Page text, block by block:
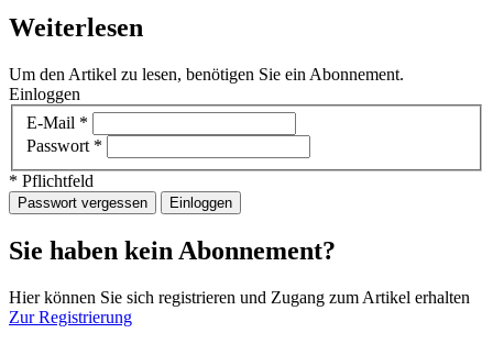
Weiterlesen
Um den Artikel zu lesen, benötigen Sie ein Abonnement.
Einloggen
E-Mail *
Passwort *
* Pflichtfeld
Passwort vergessen Einloggen
Sie haben kein Abonnement?
Hier können Sie sich registrieren und Zugang zum Artikel erhalten
Zur Registrierung